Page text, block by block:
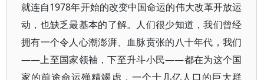
就连自1978年开始的改变中国命运的伟大改革开放运
动，也缺乏最基本的了解。人们很少知道，我们曾经
拥有一个令人心潮澎湃、血脉贲张的八十年代，我们
——上至国家领袖，下至升斗小民——都在为这个国
家的前途命运殚精竭虑，一个十几亿人口的巨大群